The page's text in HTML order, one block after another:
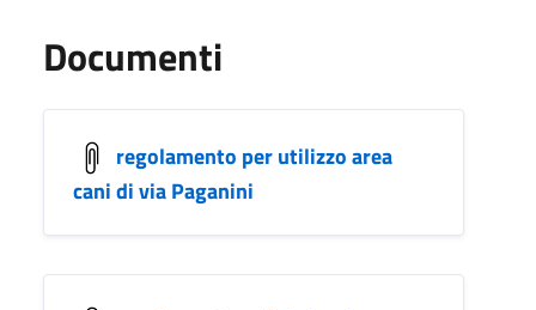
Documenti
regolamento per utilizzo area
cani di via Paganini